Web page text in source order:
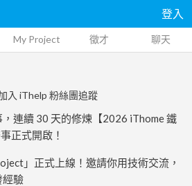
登入
My Project 徵才 聊天
入 iThelp 粉絲團追蹤
連續 30 天的修煉【2026 iThome 鐵
正式開啟！
」正式上線！邀請你用技術交流，
經驗